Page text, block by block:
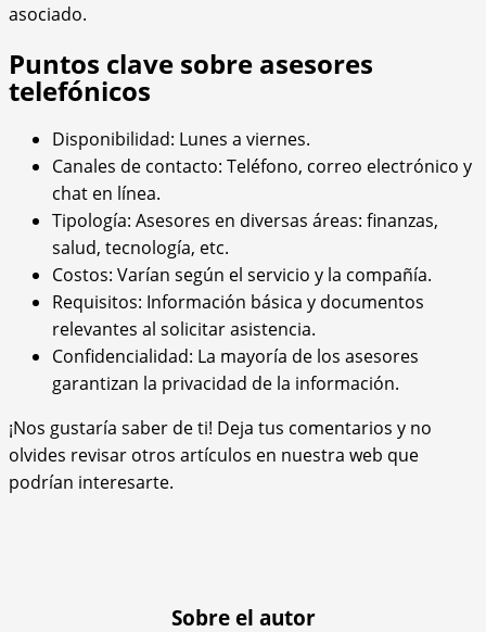
asociado.
Puntos clave sobre asesores
telefónicos
Disponibilidad: Lunes a viernes.
Canales de contacto: Teléfono, correo electrónico y
chat en línea.
Tipología: Asesores en diversas áreas: finanzas,
salud, tecnología, etc.
Costos: Varían según el servicio y la compañía.
Requisitos: Información básica y documentos
relevantes al solicitar asistencia.
Confidencialidad: La mayoría de los asesores
garantizan la privacidad de la información.
¡Nos gustaría saber de ti! Deja tus comentarios y no
olvides revisar otros artículos en nuestra web que
podrían interesarte.
Sobre el autor